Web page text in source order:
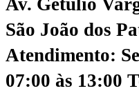
Av. Getúlio
São João dos
Atendimento:
07:00 às 13:00